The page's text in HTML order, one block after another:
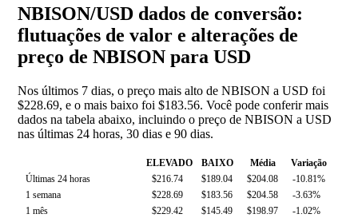
NBISON/USD dados de conversão:
flutuações de valor e alterações de
preço de NBISON para USD
Nos últimos 7 dias, o preço mais alto de NBISON a USD foi
$228.69, e o mais baixo foi $183.56. Você pode conferir mais
dados na tabela abaixo, incluindo o preço de NBISON a USD
nas últimas 24 horas, 30 dias e 90 dias.
ELEVADO BAIXO Média
Variação
Últimas 24 horas
$216.74 $189.04 $204.08
-10.81%
1 semana
$228.69 $183.56 $204.58
-3.63%
1 mês
$229.42 $145.49 $198.97
-1.02%